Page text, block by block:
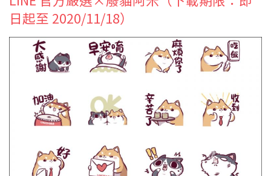
日起至 2020/11/18）